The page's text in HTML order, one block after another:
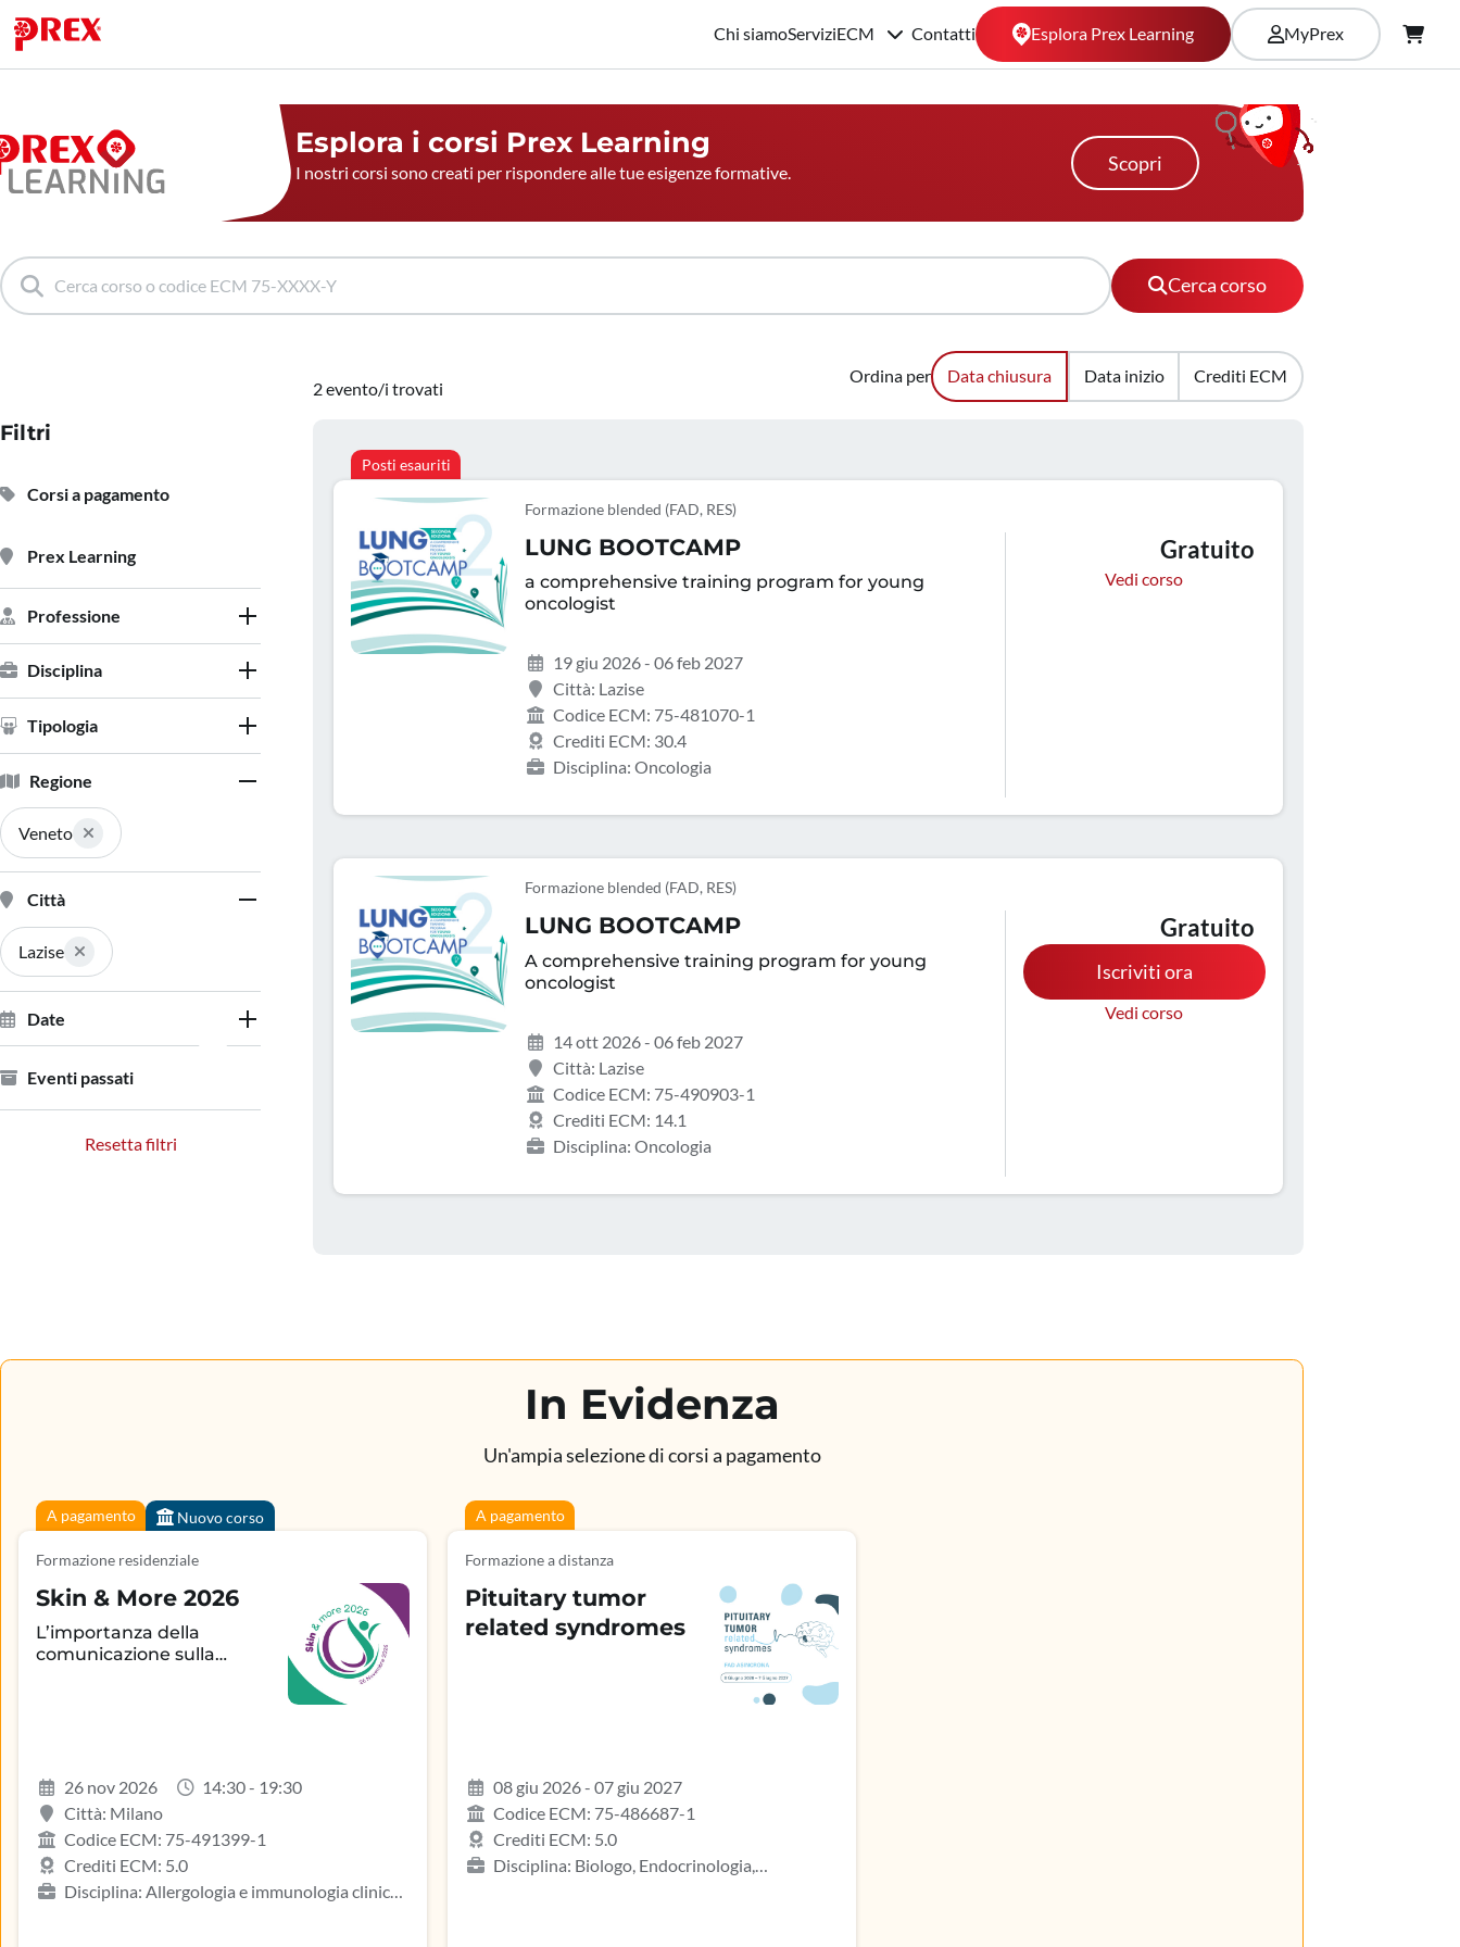
Chi siamoServiziECM Contatti Esplora Prex Learning MyPrex
Esplora i corsi Prex Learning
I nostri corsi sono creati per rispondere alle tue esigenze formative. Scopri
Cerca corso
2 evento/i trovati
Ordina per Data chiusura Data inizio Crediti ECM
Filtri
Corsi a pagamento
Prex Learning
Professione
Disciplina
Tipologia
Regione
Veneto
Città
Lazise
Date
Eventi passati
Resetta filtri
Posti esauriti
Formazione blended (FAD, RES)
LUNG BOOTCAMP
a comprehensive training program for young
oncologist
19 giu 2026 - 06 feb 2027
Città: Lazise
Codice ECM: 75-481070-1
Crediti ECM: 30.4
Disciplina: Oncologia
Gratuito
Vedi corso
Formazione blended (FAD, RES)
LUNG BOOTCAMP
A comprehensive training program for young
oncologist
14 ott 2026 - 06 feb 2027
Città: Lazise
Codice ECM: 75-490903-1
Crediti ECM: 14.1
Disciplina: Oncologia
Gratuito
Iscriviti ora
Vedi corso
In Evidenza
Un'ampia selezione di corsi a pagamento
A pagamento Nuovo corso
Formazione residenziale
Skin & More 2026
L’importanza della
comunicazione sulla
26 nov 2026
14:30 - 19:30
Città: Milano
Codice ECM: 75-491399-1
Crediti ECM: 5.0
Disciplina: Allergologia e immunologia clinica,
A pagamento
Formazione a distanza
Pituitary tumor
related syndromes
08 giu 2026 - 07 giu 2027
Codice ECM: 75-486687-1
Crediti ECM: 5.0
Disciplina: Biologo, Endocrinologia,